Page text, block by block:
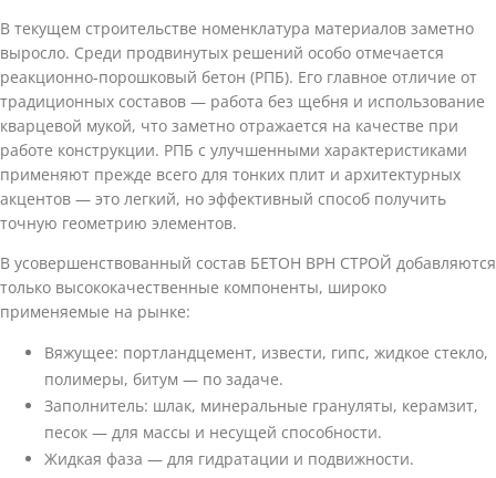
В текущем строительстве номенклатура материалов заметно
выросло. Среди продвинутых решений особо отмечается
реакционно-порошковый бетон (РПБ). Его главное отличие от
традиционных составов — работа без щебня и использование
кварцевой мукой, что заметно отражается на качестве при
работе конструкции. РПБ с улучшенными характеристиками
применяют прежде всего для тонких плит и архитектурных
акцентов — это легкий, но эффективный способ получить
точную геометрию элементов.
В усовершенствованный состав БЕТОН ВРН СТРОЙ добавляются
только высококачественные компоненты, широко
применяемые на рынке:
Вяжущее: портландцемент, извести, гипс, жидкое стекло,
полимеры, битум — по задаче.
Заполнитель: шлак, минеральные грануляты, керамзит,
песок — для массы и несущей способности.
Жидкая фаза — для гидратации и подвижности.